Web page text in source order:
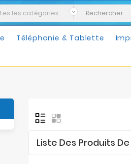
Téléphonie & Tablette
Liste Des Produits